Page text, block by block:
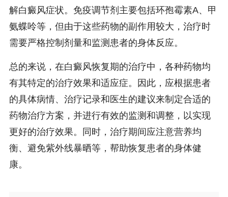
解白癜风症状。免疫调节剂主要包括环孢霉素A、甲
氨蝶呤等，但由于这些药物的副作用较大，治疗时
需要严格控制剂量和监测患者的身体反应。
总的来说，在白癜风恢复期的治疗中，各种药物均
有其特定的治疗效果和适应症。因此，应根据患者
的具体病情、治疗记录和医生的建议来制定合适的
药物治疗方案，并进行有效的监测和调整，以实现
更好的治疗效果。同时，治疗期间应注意营养均
衡、避免紫外线暴晒等，帮助恢复患者的身体健
康。